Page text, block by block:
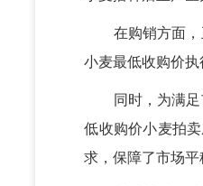
在购销方面，王
小麦最低收购价
同时，为满足市
低收购价小麦拍
求，保障了市场平